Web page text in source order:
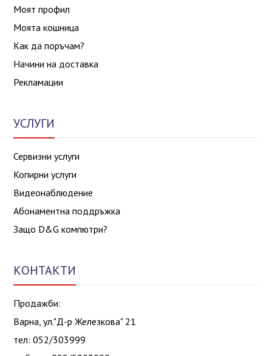
Моят профил
Моята кошница
Как да поръчам?
Начини на доставка
Рекламации
УСЛУГИ
Сервизни услуги
Копирни услуги
Видеонаблюдение
Абонаментна поддръжка
Защо D&G компютри?
КОНТАКТИ
Продажби:
Варна, ул."Д-р Железкова" 21
тел: 052/303999